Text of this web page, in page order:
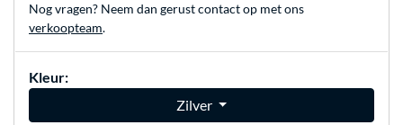
Nog vragen? Neem dan gerust contact op met ons
verkoopteam.
Kleur:
Zilver